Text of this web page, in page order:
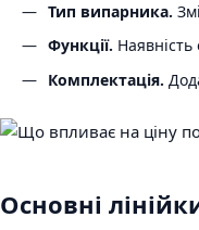
Тип випарника.
Функції.
Комплектація.
Основні